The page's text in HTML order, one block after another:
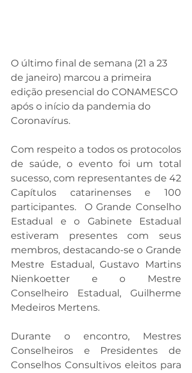
O último final de semana (21 a 23
de janeiro) marcou a primeira
edição presencial do CONAMESCO
após o início da pandemia do
Coronavírus.
Com respeito a todos os protocolos
de saúde, o evento foi um total
sucesso, com representantes de 42
Capítulos catarinenses e 100
participantes.  O Grande Conselho
Estadual e o Gabinete Estadual
estiveram presentes com seus
membros, destacando-se o Grande
Mestre Estadual, Gustavo Martins
Nienkoetter e o Mestre
Conselheiro Estadual, Guilherme
Medeiros Mertens.
Durante o encontro, Mestres
Conselheiros e Presidentes de
Conselhos Consultivos eleitos para